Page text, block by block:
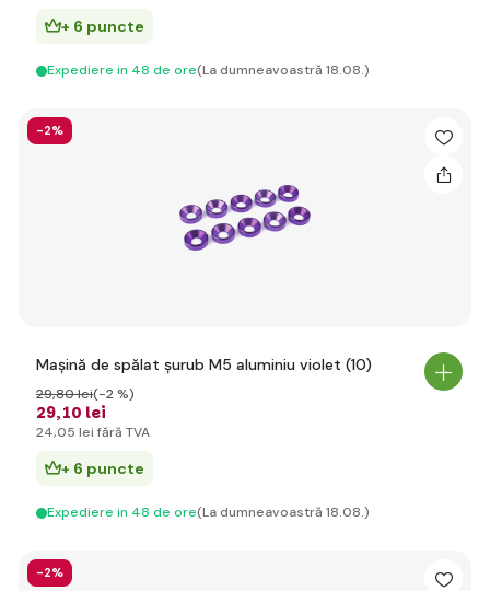
+ 6 puncte
Expediere in 48 de ore(La dumneavoastră 18.08.)
-2%
Mașină de spălat șurub M5 aluminiu violet (10)
29,10 lei
29,80 lei(-2 %)
24,05 lei fără TVA
+ 6 puncte
Expediere in 48 de ore(La dumneavoastră 18.08.)
-2%